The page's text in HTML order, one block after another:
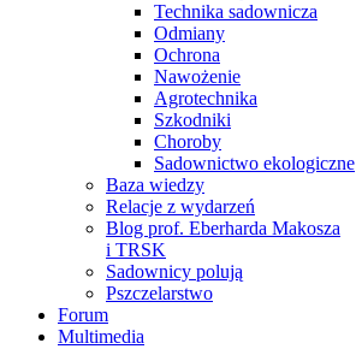
Technika sadownicza
Odmiany
Ochrona
Nawożenie
Agrotechnika
Szkodniki
Choroby
Sadownictwo ekologiczne
Baza wiedzy
Relacje z wydarzeń
Blog prof. Eberharda Makosza
i TRSK
Sadownicy polują
Pszczelarstwo
Forum
Multimedia